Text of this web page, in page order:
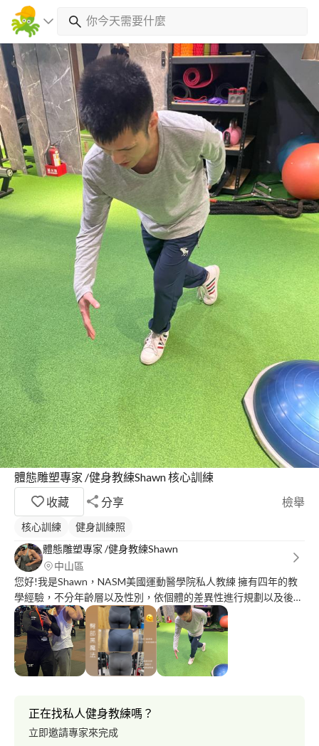
體態雕塑專家 /健身教練Shawn 核心訓練
收藏
分享 檢舉
核心訓練
健身訓練照
體態雕塑專家 /健身教練Shawn
中山區
您好!我是Shawn，NASM美國運動醫學院私人教練 擁有四年的教
學經驗，不分年齡層以及性別，依個體的差異性進行規劃以及後續
服務。 首先，問問自己３個問題: １．為何來在網路上尋找私教的
初心？ ２．需要達成什麼目標？ ３．什麼樣的授課方式，您比較
合適呢？ 新手友善，大家都是從0開始，碰壁以及學習一路走過
來，您會有所顧慮擔心的，我都了解。 訓練沒有年齡/性別 限制 如
果您想把自己（身體/生活 照顧好） 我會以客戶的個別需求安排屬
都歡迎您免費諮詢以及預約體驗課程。 這裡沒有過多的話術，只
有用心的服務 我可以提供給您的服務： ✅增肌：引導肌肉控制、
神經連結、力線體線的調整、訓練技巧 ✅減脂、減重：飲食菜單的
正在找私人健身教練嗎？
立即邀請專家來完成